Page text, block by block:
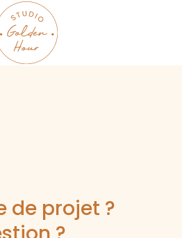
de projet ?